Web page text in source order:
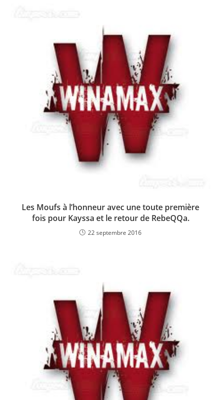
Les Moufs à l’honneur avec une toute première
fois pour Kayssa et le retour de RebeQQa.
22 septembre 2016